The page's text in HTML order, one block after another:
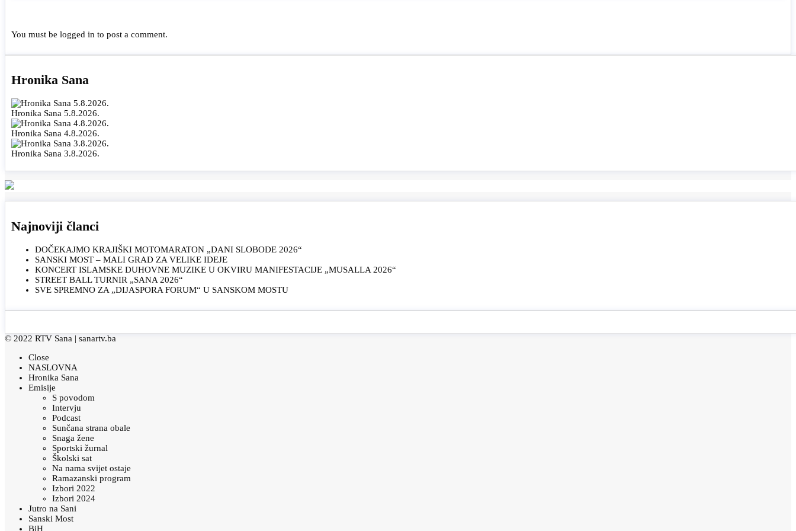
You must be logged in to post a comment.
Hronika Sana
Hronika Sana 5.8.2026.
Hronika Sana 4.8.2026.
Hronika Sana 3.8.2026.
Najnoviji članci
DOČEKAJMO KRAJIŠKI MOTOMARATON „DANI SLOBODE 2026“
SANSKI MOST – MALI GRAD ZA VELIKE IDEJE
KONCERT ISLAMSKE DUHOVNE MUZIKE U OKVIRU MANIFESTACIJE „MUSALLA 2026“
STREET BALL TURNIR „SANA 2026“
SVE SPREMNO ZA „DIJASPORA FORUM“ U SANSKOM MOSTU
© 2022 RTV Sana | sanartv.ba
Close
NASLOVNA
Hronika Sana
Emisije
S povodom
Intervju
Podcast
Sunčana strana obale
Snaga žene
Sportski žurnal
Školski sat
Na nama svijet ostaje
Ramazanski program
Izbori 2022
Izbori 2024
Jutro na Sani
Sanski Most
BiH